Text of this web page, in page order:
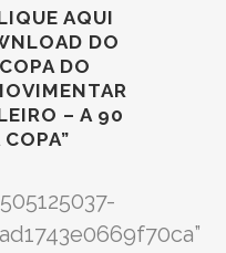
AQUI
DO
DO
– A 90